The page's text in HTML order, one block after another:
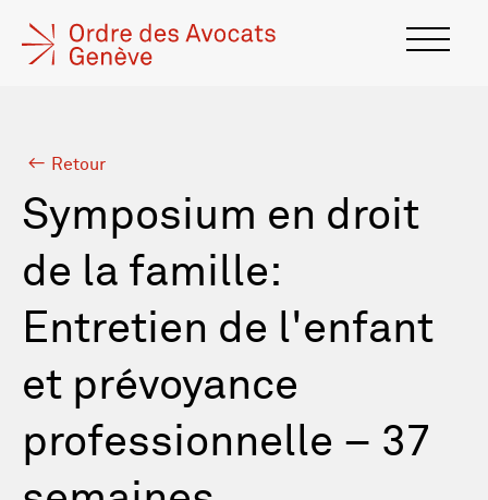
Retour
Symposium en droit
de la famille:
Entretien de l'enfant
et prévoyance
professionnelle – 37